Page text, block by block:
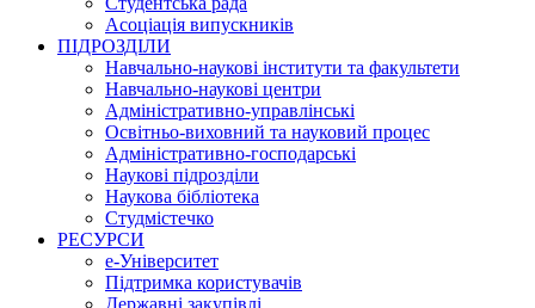
Асоціація випускників
ПІДРОЗДІЛИ
Навчально-наукові інститути та факультети
Навчально-наукові центри
Адміністративно-управлінські
Освітньо-виховний та науковий процес
Адміністративно-господарські
Наукові підрозділи
Наукова бібліотека
Студмістечко
РЕСУРСИ
е-Університет
Підтримка користувачів
Державні закупівлі